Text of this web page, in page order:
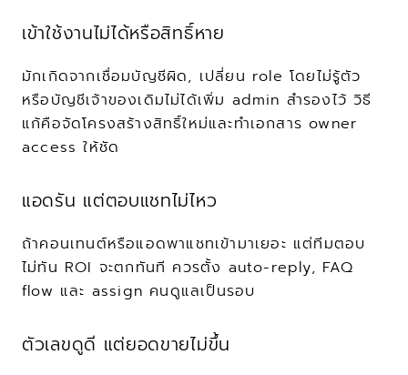
เข้าใช้งานไม่ได้หรือสิทธิ์หาย
มักเกิดจากเชื่อมบัญชีผิด, เปลี่ยน role โดยไม่รู้ตัว
หรือบัญชีเจ้าของเดิมไม่ได้เพิ่ม admin สำรองไว้ วิธี
แก้คือจัดโครงสร้างสิทธิ์ใหม่และทำเอกสาร owner
access ให้ชัด
แอดรัน แต่ตอบแชทไม่ไหว
ถ้าคอนเทนต์หรือแอดพาแชทเข้ามาเยอะ แต่ทีมตอบ
ไม่ทัน ROI จะตกทันที ควรตั้ง auto-reply, FAQ
flow และ assign คนดูแลเป็นรอบ
ตัวเลขดูดี แต่ยอดขายไม่ขึ้น